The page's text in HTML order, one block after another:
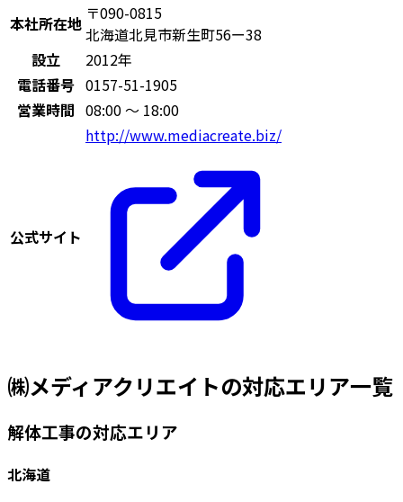
本社所在地 〒090-0815
北海道北見市新生町56ー38
設立
2012年
電話番号 0157-51-1905
営業時間 08:00 〜 18:00
公式サイト
http://www.mediacreate.biz/
㈱メディアクリエイトの対応エリア一覧
解体工事の対応エリア
北海道